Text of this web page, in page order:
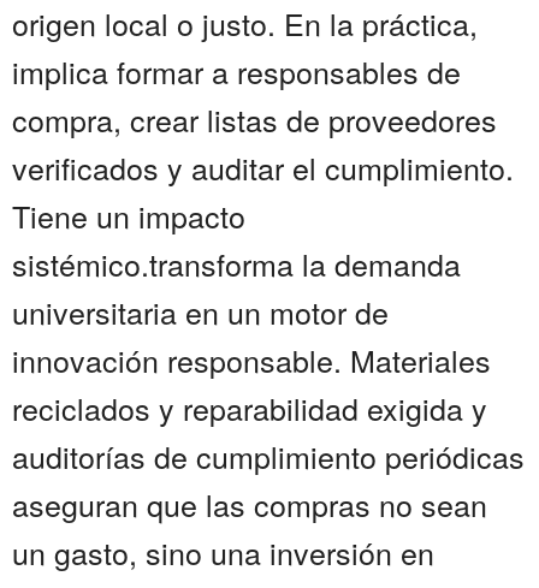
origen local o justo. En la práctica,
implica formar a responsables de
compra, crear listas de proveedores
verificados y auditar el cumplimiento.
Tiene un impacto
sistémico.transforma la demanda
universitaria en un motor de
innovación responsable. Materiales
reciclados y reparabilidad exigida y
auditorías de cumplimiento periódicas
aseguran que las compras no sean
un gasto, sino una inversión en